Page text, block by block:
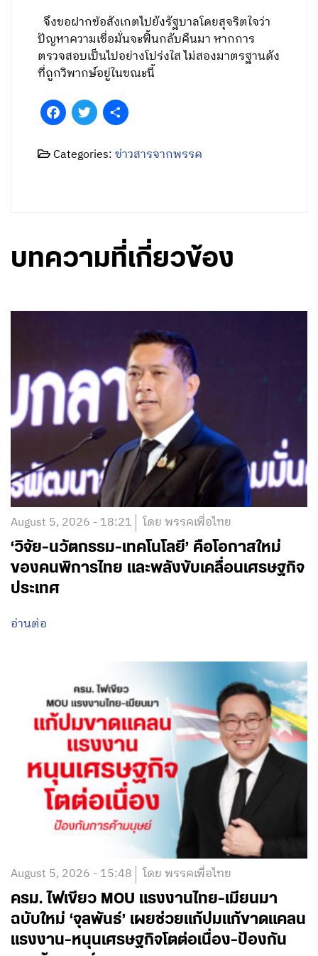
จึงขอฝากข้อสังเกตไปยังรัฐบาลโดยสุจริตใจว่า
ปัญหาความเชื่อมั่นจะฟื้นกลับคืนมา หากการ
ตรวจสอบเป็นไปอย่างโปร่งใส ไม่สองมาตรฐานดัง
ที่ถูกวิพากษ์อยู่ในขณะนี้
FacebookTwitter
Categories:ข่าวสารจากพรรค
บทความที่เกี่ยวข้อง
August 5, 2026 - 18:21 โดย พรรคเพื่อไทย
‘วิจัย-นวัตกรรม-เทคโนโลยี’ คือโอกาสใหม่
ของคนพิการไทย และพลังขับเคลื่อนเศรษฐกิจ
ประเทศ
อ่านต่อ
August 5, 2026 - 15:48 โดย พรรคเพื่อไทย
ครม. ไฟเขียว MOU แรงงานไทย-เมียนมา
ฉบับใหม่ ‘จุลพันธ์’ เผยช่วยแก้ปมแก้ขาดแคลน
แรงงาน-หนุนเศรษฐกิจโตต่อเนื่อง-ป้องกัน